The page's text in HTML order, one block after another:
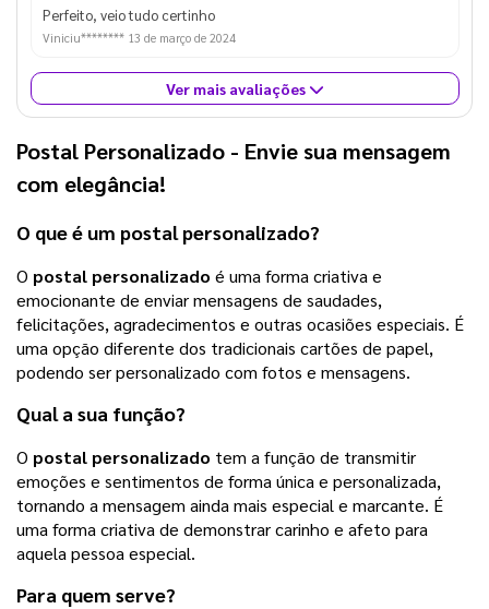
Perfeito, veio tudo certinho
Viniciu******** 13 de março de 2024
Ver mais avaliações
Postal Personalizado - Envie sua mensagem
com elegância!
O que é um postal personalizado?
O postal personalizado é uma forma criativa e
emocionante de enviar mensagens de saudades,
felicitações, agradecimentos e outras ocasiões especiais. É
uma opção diferente dos tradicionais cartões de papel,
podendo ser personalizado com fotos e mensagens.
Qual a sua função?
O postal personalizado tem a função de transmitir
emoções e sentimentos de forma única e personalizada,
tornando a mensagem ainda mais especial e marcante. É
uma forma criativa de demonstrar carinho e afeto para
aquela pessoa especial.
Para quem serve?